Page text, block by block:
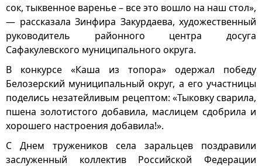
сок, тыквенное варенье – все это вошло на наш стол»,
— рассказала Зинфира Закурдаева, художественный
руководитель районного центра досуга
Сафакулевского муниципального округа.
В конкурсе «Каша из топора» одержал победу
Белозерский муниципальный округ, а его участницы
поделись незатейливым рецептом: «Тыковку сварила,
пшена золотистого добавила, маслицем сдобрила и
хорошего настроения добавила!».
С Днем тружеников села заральцев поздравили
заслуженный коллектив Российской Федерации